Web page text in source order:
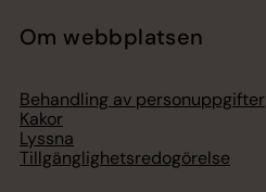
Om webbplatsen
Behandling av personuppgifter
Kakor
Lyssna
Tillgänglighetsredogörelse